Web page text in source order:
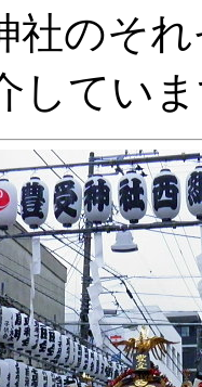
社のそ
してい